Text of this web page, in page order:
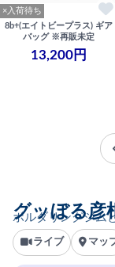
×入荷待ち
8b+(エイトビープラス) ギア
バッグ ※再販未定
13,200円
ボルダリングジム
グッぼる彦
ライブ マッ